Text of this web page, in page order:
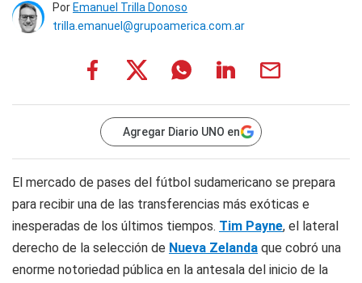
Por Emanuel Trilla Donoso
trilla.emanuel@grupoamerica.com.ar
Agregar Diario UNO en
El mercado de pases del fútbol sudamericano se prepara
para recibir una de las transferencias más exóticas e
inesperadas de los últimos tiempos. Tim Payne, el lateral
derecho de la selección de Nueva Zelanda que cobró una
enorme notoriedad pública en la antesala del inicio de la